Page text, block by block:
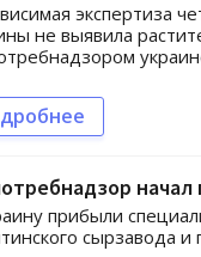
экспертиза
не выявила
прибыли
сырзавода